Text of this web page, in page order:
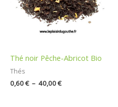
Thé noir Pêche-Abricot Bio
Thés
0,60€ – 40,00€